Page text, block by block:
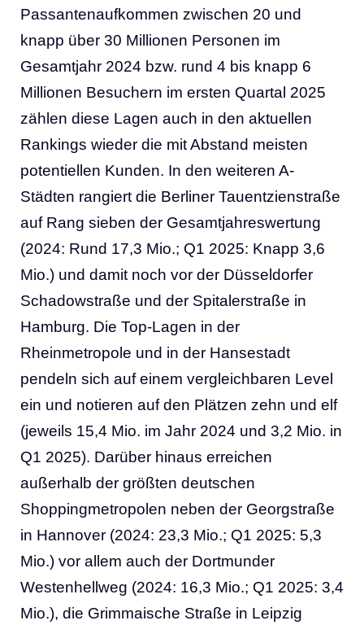
Passantenaufkommen zwischen 20 und
knapp über 30 Millionen Personen im
Gesamtjahr 2024 bzw. rund 4 bis knapp 6
Millionen Besuchern im ersten Quartal 2025
zählen diese Lagen auch in den aktuellen
Rankings wieder die mit Abstand meisten
potentiellen Kunden. In den weiteren A-
Städten rangiert die Berliner Tauentzienstraße
auf Rang sieben der Gesamtjahreswertung
(2024: Rund 17,3 Mio.; Q1 2025: Knapp 3,6
Mio.) und damit noch vor der Düsseldorfer
Schadowstraße und der Spitalerstraße in
Hamburg. Die Top-Lagen in der
Rheinmetropole und in der Hansestadt
pendeln sich auf einem vergleichbaren Level
ein und notieren auf den Plätzen zehn und elf
(jeweils 15,4 Mio. im Jahr 2024 und 3,2 Mio. in
Q1 2025). Darüber hinaus erreichen
außerhalb der größten deutschen
Shoppingmetropolen neben der Georgstraße
in Hannover (2024: 23,3 Mio.; Q1 2025: 5,3
Mio.) vor allem auch der Dortmunder
Westenhellweg (2024: 16,3 Mio.; Q1 2025: 3,4
Mio.), die Grimmaische Straße in Leipzig